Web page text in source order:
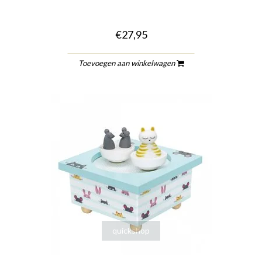
€27,95
Toevoegen aan winkelwagen
quickshop